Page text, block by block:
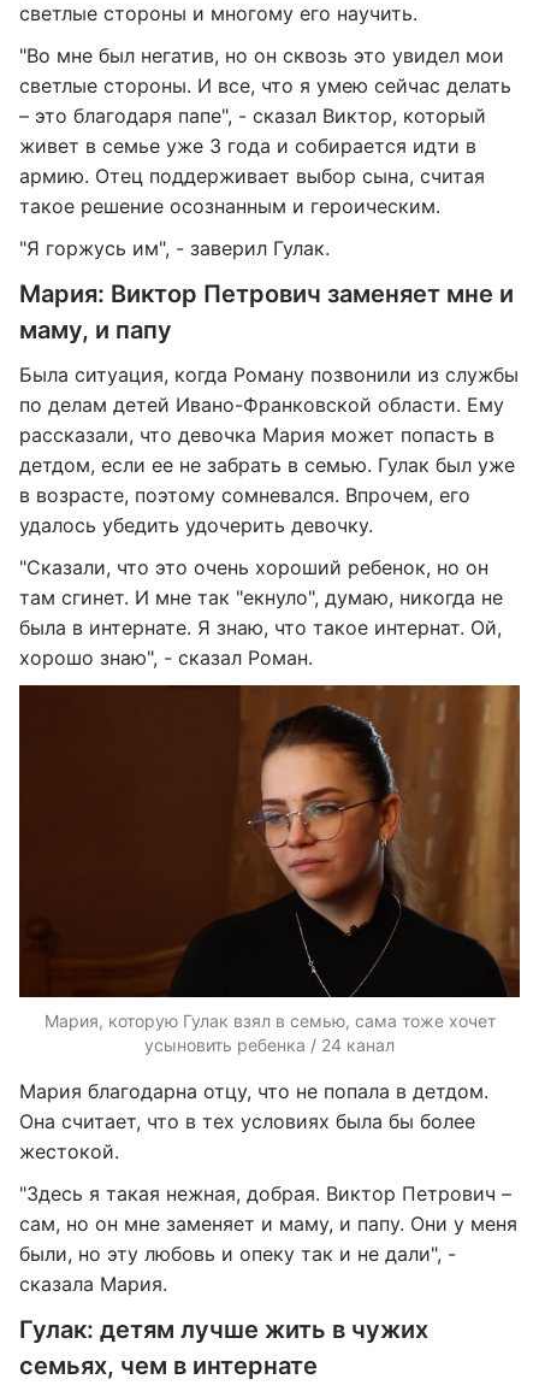
светлые стороны и многому его научить.
"Во мне был негатив, но он сквозь это увидел мои
светлые стороны. И все, что я умею сейчас делать
– это благодаря папе", - сказал Виктор, который
живет в семье уже 3 года и собирается идти в
армию. Отец поддерживает выбор сына, считая
такое решение осознанным и героическим.
"Я горжусь им", - заверил Гулак.
Мария: Виктор Петрович заменяет мне и
маму, и папу
Была ситуация, когда Роману позвонили из службы
по делам детей Ивано-Франковской области. Ему
рассказали, что девочка Мария может попасть в
детдом, если ее не забрать в семью. Гулак был уже
в возрасте, поэтому сомневался. Впрочем, его
удалось убедить удочерить девочку.
"Сказали, что это очень хороший ребенок, но он
там сгинет. И мне так "екнуло", думаю, никогда не
была в интернате. Я знаю, что такое интернат. Ой,
хорошо знаю", - сказал Роман.
Мария, которую Гулак взял в семью, сама тоже хочет
усыновить ребенка / 24 канал
Мария благодарна отцу, что не попала в детдом.
Она считает, что в тех условиях была бы более
жестокой.
"Здесь я такая нежная, добрая. Виктор Петрович –
сам, но он мне заменяет и маму, и папу. Они у меня
были, но эту любовь и опеку так и не дали", -
сказала Мария.
Гулак: детям лучше жить в чужих
семьях, чем в интернате